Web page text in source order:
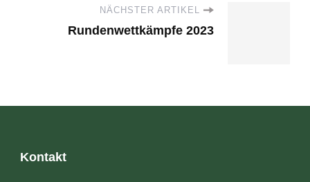
NÄCHSTER ARTIKEL
Rundenwettkämpfe 2023
Kontakt